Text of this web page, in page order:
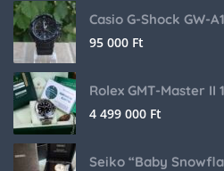
Casio G-Shock GW-
95 000 Ft
Rolex GMT-Master II
4 499 000 Ft